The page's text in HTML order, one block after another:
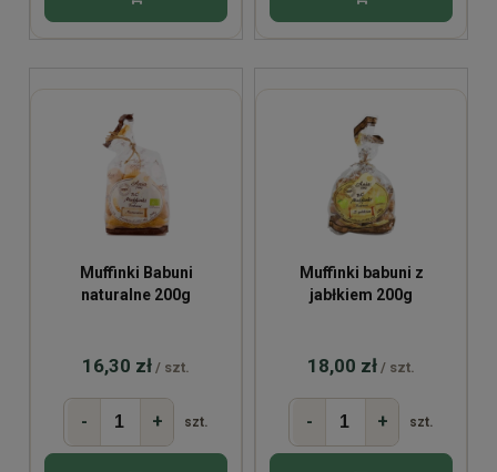
Muffinki Babuni
naturalne 200g
16,30 zł / szt.
- + szt.
Muffinki babuni z
jabłkiem 200g
18,00 zł / szt.
- + szt.